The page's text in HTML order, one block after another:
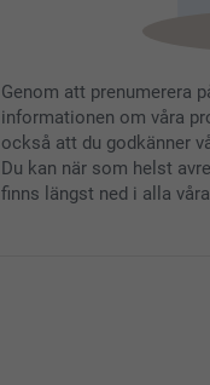
Genom att prenumerera
informationen om våra
också att du godkänner
Du kan när som helst
finns längst ned i alla